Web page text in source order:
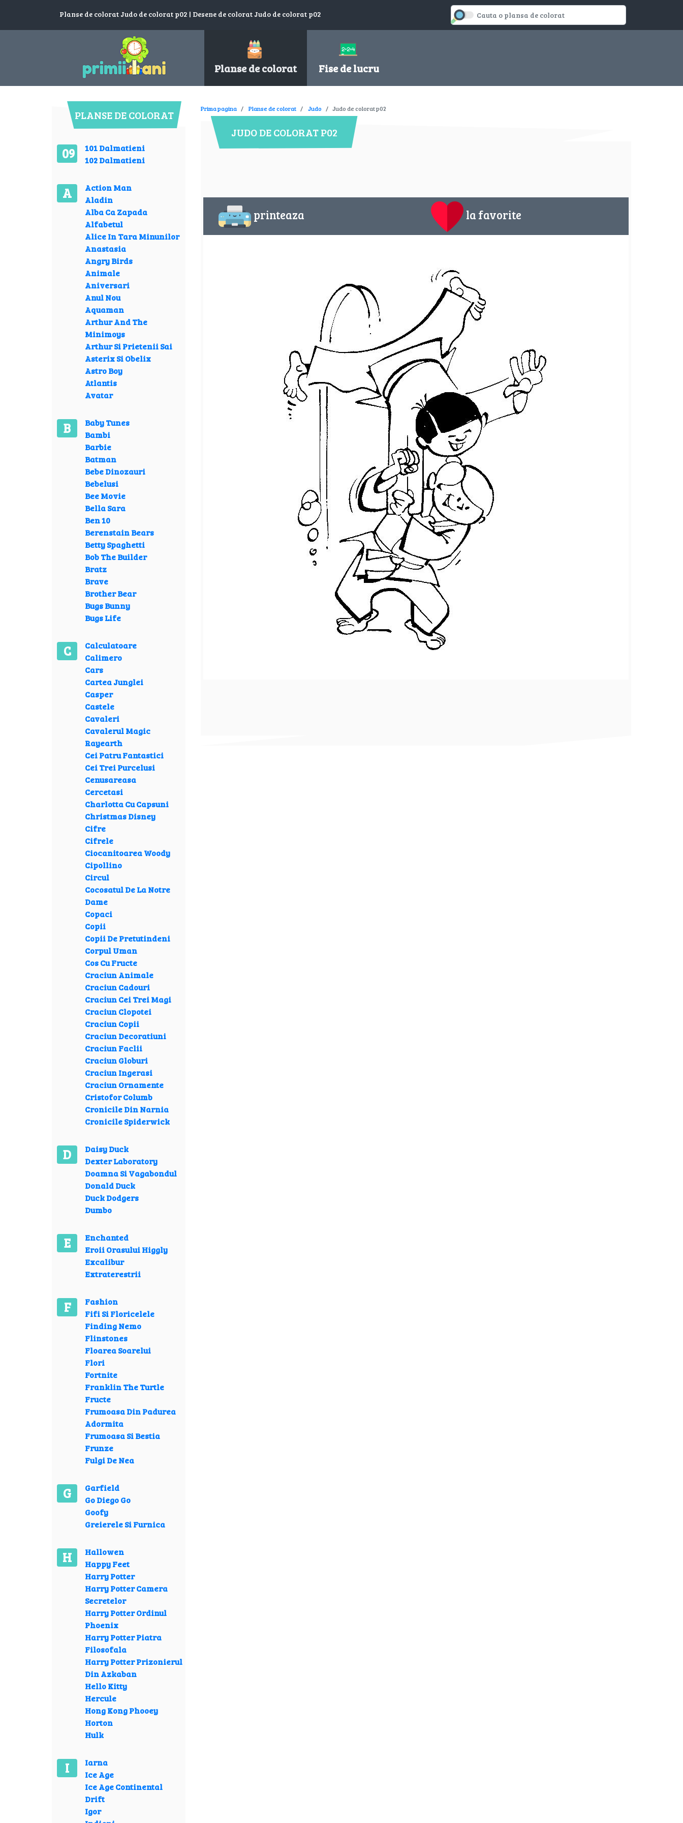
Planse de colorat Judo de colorat p02 | Desene de colorat Judo de colorat p02
Planse de colorat Fise de lucru
PLANSE DE COLORAT
09
101 Dalmatieni
102 Dalmatieni
A
Action Man
Aladin
Alba Ca Zapada
Alfabetul
Alice In Tara Minunilor
Anastasia
Angry Birds
Animale
Aniversari
Anul Nou
Aquaman
Arthur And The
Minimoys
Arthur Si Prietenii Sai
Asterix Si Obelix
Astro Boy
Atlantis
Avatar
B
Baby Tunes
Bambi
Barbie
Batman
Bebe Dinozauri
Bebelusi
Bee Movie
Bella Sara
Ben 10
Berenstain Bears
Betty Spaghetti
Bob The Builder
Bratz
Brave
Brother Bear
Bugs Bunny
Bugs Life
C
Calculatoare
Calimero
Cars
Cartea Junglei
Casper
Castele
Cavaleri
Cavalerul Magic
Rayearth
Cei Patru Fantastici
Cei Trei Purcelusi
Cenusareasa
Cercetasi
Charlotta Cu Capsuni
Christmas Disney
Cifre
Cifrele
Ciocanitoarea Woody
Cipollino
Circul
Cocosatul De La Notre
Dame
Copaci
Copii
Copii De Pretutindeni
Corpul Uman
Cos Cu Fructe
Craciun Animale
Craciun Cadouri
Craciun Cei Trei Magi
Craciun Clopotei
Craciun Copii
Craciun Decoratiuni
Craciun Faclii
Craciun Globuri
Craciun Ingerasi
Craciun Ornamente
Cristofor Columb
Cronicile Din Narnia
Cronicile Spiderwick
D
Daisy Duck
Dexter Laboratory
Doamna Si Vagabondul
Donald Duck
Duck Dodgers
Dumbo
E
Enchanted
Eroii Orasului Higgly
Excalibur
Extraterestrii
F
Fashion
Fifi Si Floricelele
Finding Nemo
Flinstones
Floarea Soarelui
Flori
Fortnite
Franklin The Turtle
Fructe
Frumoasa Din Padurea
Adormita
Frumoasa Si Bestia
Frunze
Fulgi De Nea
G
Garfield
Go Diego Go
Goofy
Greierele Si Furnica
H
Hallowen
Happy Feet
Harry Potter
Harry Potter Camera
Secretelor
Harry Potter Ordinul
Phoenix
Harry Potter Piatra
Filosofala
Harry Potter Prizonierul
Din Azkaban
Hello Kitty
Hercule
Hong Kong Phooey
Horton
Hulk
I
Iarna
Ice Age
Ice Age Continental
Drift
Igor
Prima pagina Planse de colorat Judo Judo de colorat p02
JUDO DE COLORAT P02
printeaza la favorite